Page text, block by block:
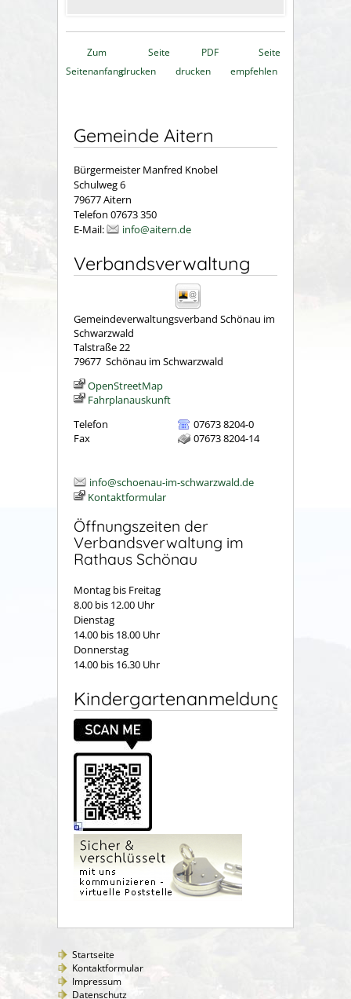
Zum
Seitenanfang
Seite
drucken
PDF
drucken
Seite
empfehlen
Gemeinde Aitern
Bürgermeister Manfred Knobel
Schulweg 6
79677 Aitern
Telefon 07673 350
E-Mail:
info@aitern.de
Verbandsverwaltung
Gemeindeverwaltungsverband Schönau im
Schwarzwald
Talstraße 22
79677 Schönau im Schwarzwald
OpenStreetMap
Fahrplanauskunft
Telefon
07673 8204-0
Fax
07673 8204-14
info@schoenau-im-schwarzwald.de
Kontaktformular
Öffnungszeiten der
Verbandsverwaltung im
Rathaus Schönau
Montag bis Freitag
8.00 bis 12.00 Uhr
Dienstag
14.00 bis 18.00 Uhr
Donnerstag
14.00 bis 16.30 Uhr
Kindergartenanmeldung
Startseite
Kontaktformular
Impressum
Datenschutz